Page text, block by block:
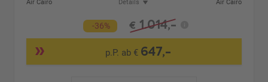
Air Cairo
Details
Air Cairo
-36% € 1.014,-
p.P. ab € 647,-